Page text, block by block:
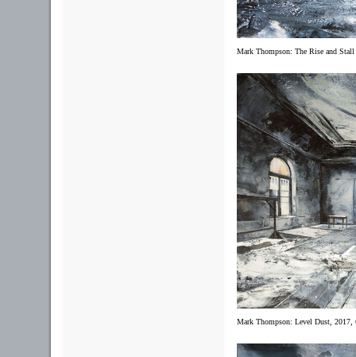
Mark Thompson: The Rise and
Mark Thompson: Level Dust, 2017,